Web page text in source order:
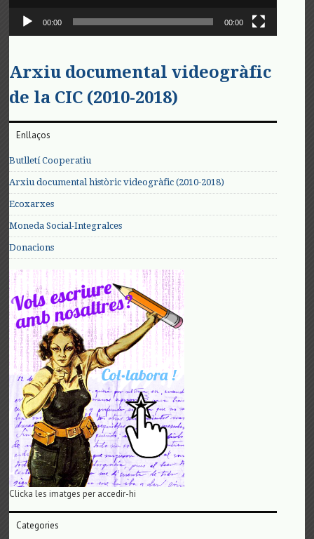
00:00 00:00
Arxiu documental videogràfic
de la CIC (2010-2018)
Enllaços
Butlletí Cooperatiu
Arxiu documental històric videogràfic (2010-2018)
Ecoxarxes
Moneda Social-Integralces
Donacions
Clicka les imatges per accedir-hi
Categories